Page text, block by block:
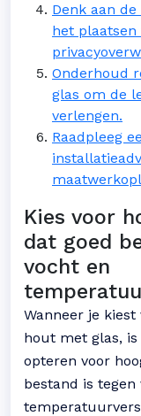
Denk aan
het plaatsen
Onderhoud
glas om de
verlengen.
Raadpleeg
Kies voor
dat goed
vocht en
Wanneer je
hout met glas,
opteren voor
bestand is tegen